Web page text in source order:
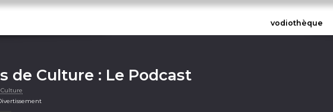
vodiothèque
de Culture : Le Podcast